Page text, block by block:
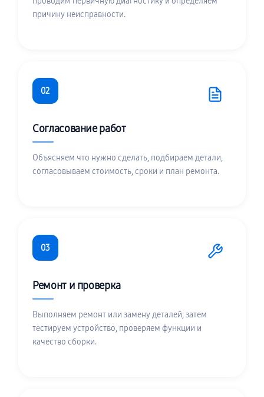
причину неисправности.
02
Согласование работ
Объясняем что нужно сделать, подбираем детали,
согласовываем стоимость, сроки и план ремонта.
03
Ремонт и проверка
Выполняем ремонт или замену деталей, затем
тестируем устройство, проверяем функции и
качество сборки.